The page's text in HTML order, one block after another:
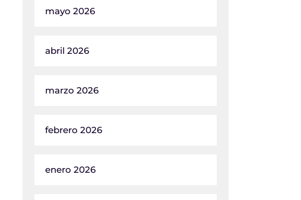
mayo 2026
abril 2026
marzo 2026
febrero 2026
enero 2026